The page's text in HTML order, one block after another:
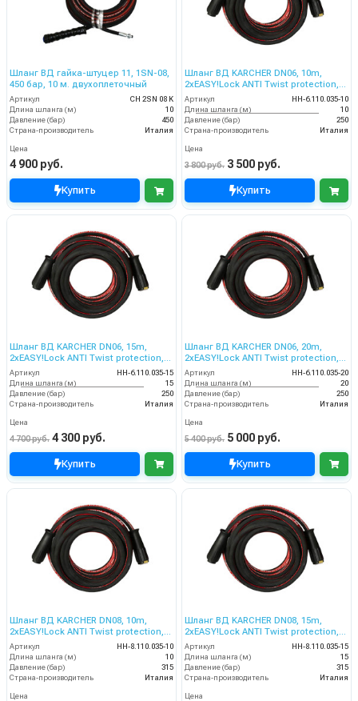
Шланг ВД гайка-штуцер 11, 1SN-08,
450 бар, 10 м. двухоплеточный
Артикул
CH 2SN 08 K
Длина шланга (м)
10
Давление (бар)
450
Страна-производитель
Италия
Цена
4 900 руб.
Купить
Шланг ВД KARCHER DN06, 10m,
2хEASY!Lock ANTI Twist protection,
250bar
Артикул
HH-6.110.035-10
Длина шланга (м)
10
Давление (бар)
250
Страна-производитель
Италия
Цена
3 800 руб. 3 500 руб.
Купить
Шланг ВД KARCHER DN06, 15m,
2хEASY!Lock ANTI Twist protection,
250bar
Артикул
HH-6.110.035-15
Длина шланга (м)
15
Давление (бар)
250
Страна-производитель
Италия
Цена
4 700 руб. 4 300 руб.
Купить
Шланг ВД KARCHER DN06, 20m,
2хEASY!Lock ANTI Twist protection,
250bar
Артикул
HH-6.110.035-20
Длина шланга (м)
20
Давление (бар)
250
Страна-производитель
Италия
Цена
5 400 руб. 5 000 руб.
Купить
Шланг ВД KARCHER DN08, 10m,
2хEASY!Lock ANTI Twist protection,
315bar
Артикул
HH-8.110.035-10
Длина шланга (м)
10
Давление (бар)
315
Страна-производитель
Италия
Цена
Шланг ВД KARCHER DN08, 15m,
2хEASY!Lock ANTI Twist protection,
315bar
Артикул
HH-8.110.035-15
Длина шланга (м)
15
Давление (бар)
315
Страна-производитель
Италия
Цена